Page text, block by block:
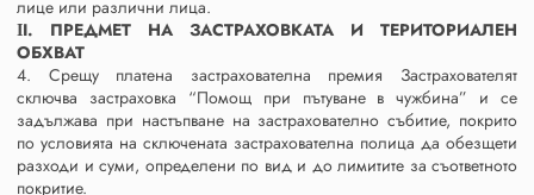
лице или различни лица.
ІI. ПРЕДМЕТ НА ЗАСТРАХОВКАТА И ТЕРИТОРИАЛЕН
ОБХВАТ
4. Срещу платена застрахователна премия Застрахователят
сключва застраховка “Помощ при пътуване в чужбина” и се
задължава при настъпване на застрахователно събитие, покрито
по условията на сключената застрахователна полица да обезщети
разходи и суми, определени по вид и до лимитите за съответното
покритие.